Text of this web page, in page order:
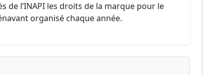
de l’INAPI les droits de la marque pour le
organisé chaque année.